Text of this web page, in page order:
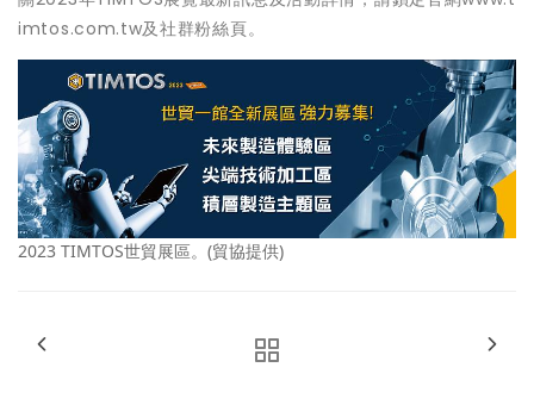
imtos.com.tw及社群粉絲頁。
2023 TIMTOS世貿展區。(貿協提供)